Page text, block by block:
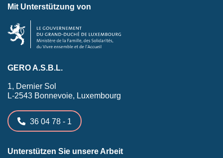
Mit Unterstützung von
GERO A.S.B.L.
1, Dernier Sol
L-2543 Bonnevoie, Luxembourg
36 04 78 - 1
Unterstützen Sie unsere Arbeit